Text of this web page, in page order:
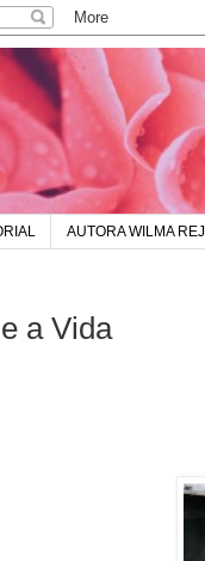
AUTORA WILMA
a Vida